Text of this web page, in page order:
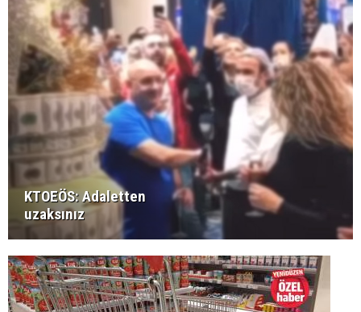
KTOEÖS: Adaletten
uzaksınız